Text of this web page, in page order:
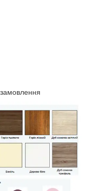
замовлення